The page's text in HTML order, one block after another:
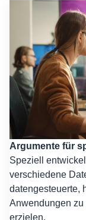
Argumente für
Speziell
verschiedene
datengesteuerte,
Anwendungen
erzielen.